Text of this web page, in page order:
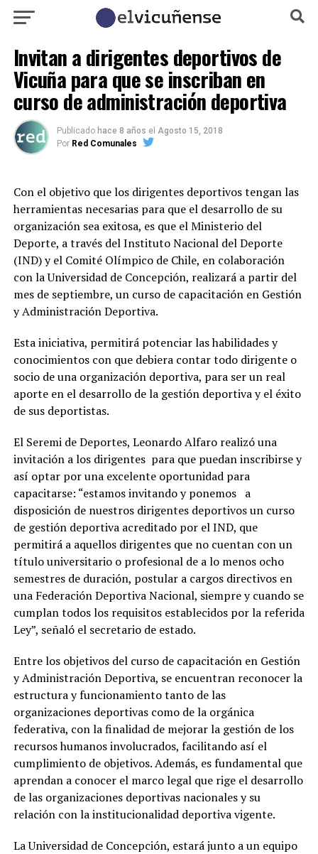
Invitan a dirigentes deportivos de
Vicuña para que se inscriban en
curso de administración deportiva
Publicado hace 8 años el Agosto 15, 2018
Por Red Comunales
Con el objetivo que los dirigentes deportivos tengan las
herramientas necesarias para que el desarrollo de su
organización sea exitosa, es que el Ministerio del
Deporte, a través del Instituto Nacional del Deporte
(IND) y el Comité Olímpico de Chile, en colaboración
con la Universidad de Concepción, realizará a partir del
mes de septiembre, un curso de capacitación en Gestión
y Administración Deportiva.
Esta iniciativa, permitirá potenciar las habilidades y
conocimientos con que debiera contar todo dirigente o
socio de una organización deportiva, para ser un real
aporte en el desarrollo de la gestión deportiva y el éxito
de sus deportistas.
El Seremi de Deportes, Leonardo Alfaro realizó una
invitación a los dirigentes para que puedan inscribirse y
así optar por una excelente oportunidad para
capacitarse: “estamos invitando y ponemos a
disposición de nuestros dirigentes deportivos un curso
de gestión deportiva acreditado por el IND, que
permitirá a aquellos dirigentes que no cuentan con un
título universitario o profesional de a lo menos ocho
semestres de duración, postular a cargos directivos en
una Federación Deportiva Nacional, siempre y cuando se
cumplan todos los requisitos establecidos por la referida
Ley”, señaló el secretario de estado.
Entre los objetivos del curso de capacitación en Gestión
y Administración Deportiva, se encuentran reconocer la
estructura y funcionamiento tanto de las
organizaciones deportivas como de la orgánica
federativa, con la finalidad de mejorar la gestión de los
recursos humanos involucrados, facilitando así el
cumplimiento de objetivos. Además, es fundamental que
aprendan a conocer el marco legal que rige el desarrollo
de las organizaciones deportivas nacionales y su
relación con la institucionalidad deportiva vigente.
La Universidad de Concepción, estará junto a un equipo